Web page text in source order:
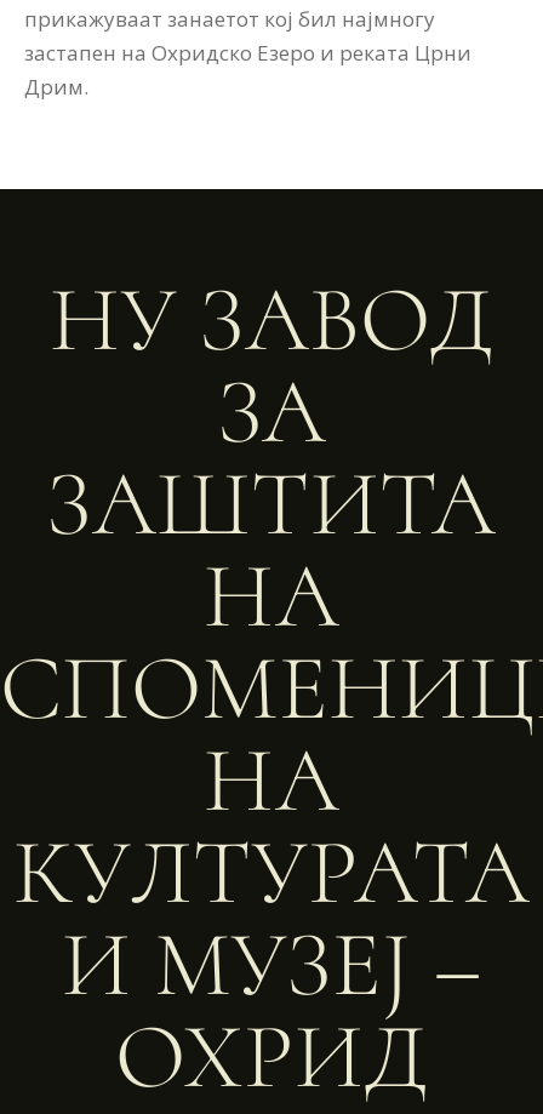
прикажуваат занаетот кој бил најмногу
застапен на Охридско Езеро и реката Црни
Дрим.
НУ ЗАВОД
ЗА
ЗАШТИТА
НА
НА
КУЛТУРАТА
И МУЗЕЈ –
ОХРИД